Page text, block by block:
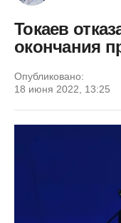
Токаев
окончания
Опубликовано:
18 июня 2022, 13:25